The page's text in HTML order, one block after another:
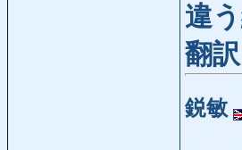
違
翻訳
鋭敏